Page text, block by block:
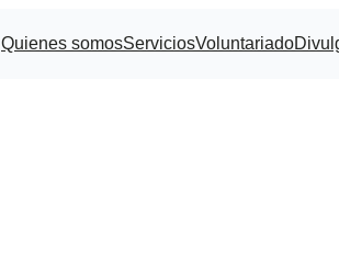
Quienes somosServiciosVoluntariado